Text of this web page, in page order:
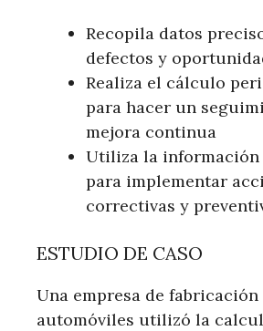
Recopila datos
defectos y
Realiza el cálculo
para hacer un
mejora continua
Utiliza la información
para implementar
correctivas y
ESTUDIO DE CASO
Una empresa de fabricación
automóviles utilizó la